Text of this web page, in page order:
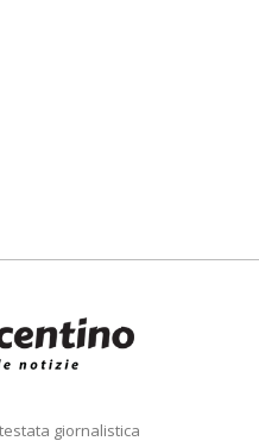
giornalistica